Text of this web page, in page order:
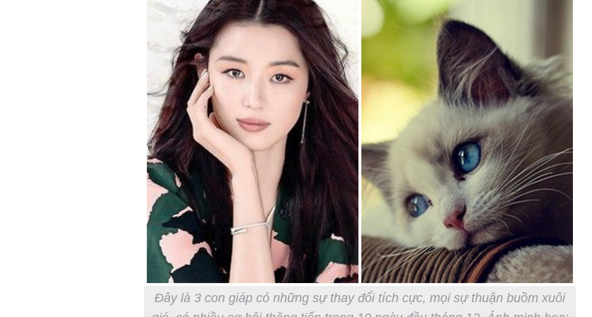
Đây là 3 con giáp có những sự thay đổi tích cực, mọi sự thuận buồm xuôi